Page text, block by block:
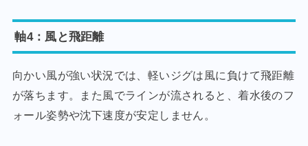
軸4：風と飛距離
向かい風が強い状況では、軽いジグは風に負けて飛距離
が落ちます。また風でラインが流されると、着水後のフ
ォール姿勢や沈下速度が安定しません。